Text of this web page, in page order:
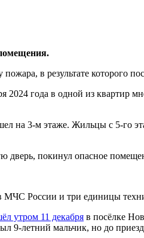
в результате которого
2024 года в одной из квартир
на 3-м этаже. Жильцы с 5-го
покинул опасное
МЧС России и три единицы
утром 11 декабря в посёлке
9-летний мальчик, но до